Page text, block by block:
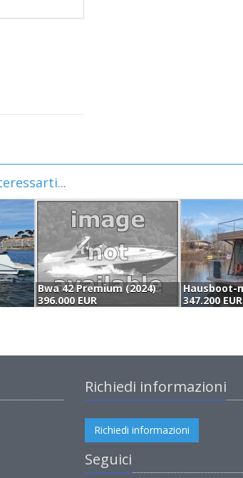
Bwa 42 Premium (2024)
396.000 EUR
347.200 EUR
Richiedi informazioni
Richiedi informazioni
Seguici